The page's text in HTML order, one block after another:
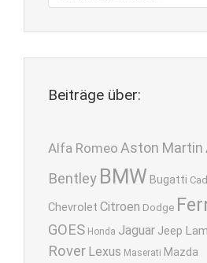
Beiträge über:
Alfa Romeo Aston Martin
Bentley BMW Bugatti
Chevrolet Citroen Dodge
GOES Honda Jaguar Jeep
Rover Lexus Maserati Mazda